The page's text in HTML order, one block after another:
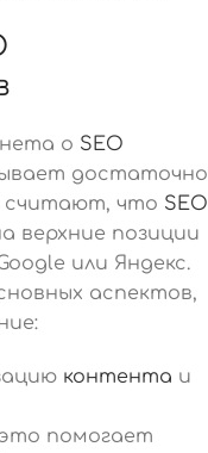
о SEO
достаточно
считают, что SEO
верхние позиции
или Яндекс.
аспектов,
контента и
помогает